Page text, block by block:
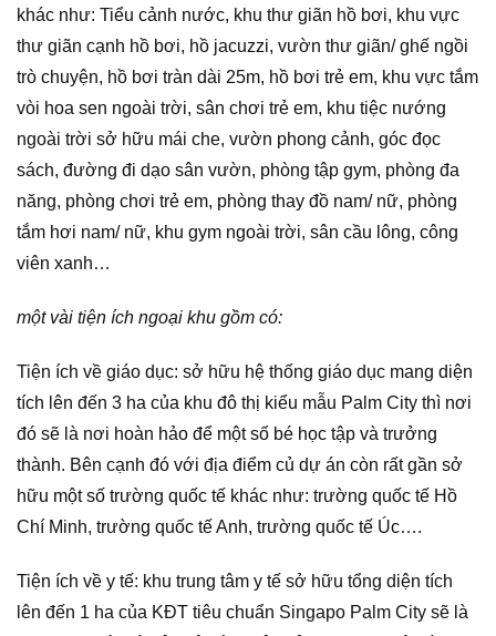
khác như: Tiểu cảnh nước, khu thư giãn hồ bơi, khu vực
thư giãn cạnh hồ bơi, hồ jacuzzi, vườn thư giãn/ ghế ngồi
trò chuyện, hồ bơi tràn dài 25m, hồ bơi trẻ em, khu vực tắm
vòi hoa sen ngoài trời, sân chơi trẻ em, khu tiệc nướng
ngoài trời sở hữu mái che, vườn phong cảnh, góc đọc
sách, đường đi dạo sân vườn, phòng tập gym, phòng đa
năng, phòng chơi trẻ em, phòng thay đồ nam/ nữ, phòng
tắm hơi nam/ nữ, khu gym ngoài trời, sân cầu lông, công
viên xanh…
một vài tiện ích ngoại khu gồm có:
Tiện ích về giáo dục: sở hữu hệ thống giáo dục mang diện
tích lên đến 3 ha của khu đô thị kiểu mẫu Palm City thì nơi
đó sẽ là nơi hoàn hảo để một số bé học tập và trưởng
thành. Bên cạnh đó với địa điểm củ dự án còn rất gần sở
hữu một số trường quốc tế khác như: trường quốc tế Hồ
Chí Minh, trường quốc tế Anh, trường quốc tế Úc….
Tiện ích về y tế: khu trung tâm y tế sở hữu tổng diện tích
lên đến 1 ha của KĐT tiêu chuẩn Singapo Palm City sẽ là